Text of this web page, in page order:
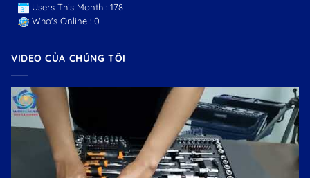
Users This Month : 178
Who's Online : 0
VIDEO CỦA CHÚNG TÔI